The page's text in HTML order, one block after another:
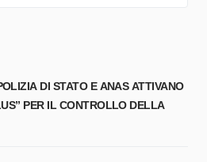
DI STATO E ANAS ATTIVANO
PER IL CONTROLLO DELLA